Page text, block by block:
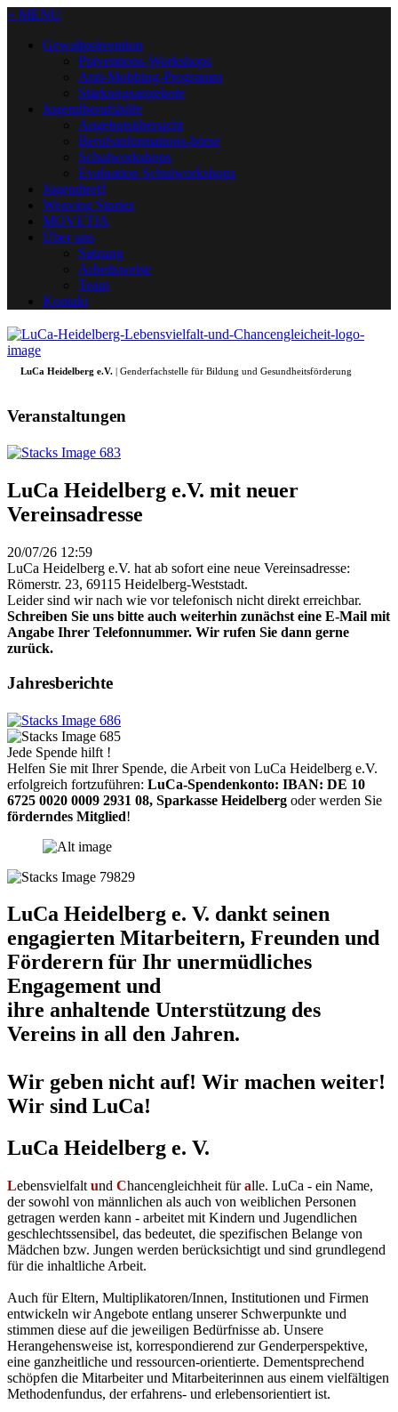
+ MENU
Gewaltprävention
Präventions-Workshops
Anti-Mobbing-Programm
Stärkungsangebote
Jugendberufshilfe
Angebotsübersicht
Berufsinformations-börse
Schulworkshops
Evaluation Schulworkshops
Jugendtreff
Weaving Stories
MOVETIA
Über uns
Satzung
Arbeitsweise
Team
Kontakt
LuCa Heidelberg e.V. | Genderfachstelle für Bildung und Gesundheitsförderung
Veranstaltungen
LuCa Heidelberg e.V. mit neuer
Vereinsadresse
20/07/26 12:59
LuCa Heidelberg e.V. hat ab sofort eine neue Vereinsadresse:
Römerstr. 23, 69115 Heidelberg-Weststadt.
Leider sind wir nach wie vor telefonisch nicht direkt erreichbar.
Schreiben Sie uns bitte auch weiterhin zunächst eine E-Mail mit
Angabe Ihrer Telefonnummer. Wir rufen Sie dann gerne
zurück.
Jahresberichte
Jede Spende hilft !
Helfen Sie mit Ihrer Spende, die Arbeit von LuCa Heidelberg e.V.
erfolgreich fortzuführen: LuCa-Spendenkonto: IBAN: DE 10
6725 0020 0009 2931 08, Sparkasse Heidelberg oder werden Sie
förderndes Mitglied!
LuCa Heidelberg e. V. dankt seinen
engagierten Mitarbeitern, Freunden und
Förderern für Ihr unermüdliches
Engagement und
ihre anhaltende Unterstützung des
Vereins in all den Jahren.
Wir geben nicht auf! Wir machen weiter!
Wir sind LuCa!
LuCa Heidelberg e. V.
Lebensvielfalt und Chancengleichheit füralle. LuCa - ein Name,
der sowohl von männlichen als auch von weiblichen Personen
getragen werden kann - arbeitet mit Kindern und Jugendlichen
geschlechtssensibel, das bedeutet, die spezifischen Belange von
Mädchen bzw. Jungen werden berücksichtigt und sind grundlegend
für die inhaltliche Arbeit.
Auch für Eltern, Multiplikatoren/Innen, Institutionen und Firmen
entwickeln wir Angebote entlang unserer Schwerpunkte und
stimmen diese auf die jeweiligen Bedürfnisse ab. Unsere
Herangehensweise ist, korrespondierend zur Genderperspektive,
eine ganzheitliche und ressourcen-orientierte. Dementsprechend
schöpfen die Mitarbeiter und Mitarbeiterinnen aus einem vielfältigen
Methodenfundus, der erfahrens- und erlebensorientiert ist.